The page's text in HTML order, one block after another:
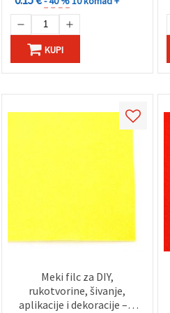
KUPI
Meki filc za DIY,
rukotvorine, šivanje,
aplikacije i dekoracije – 1